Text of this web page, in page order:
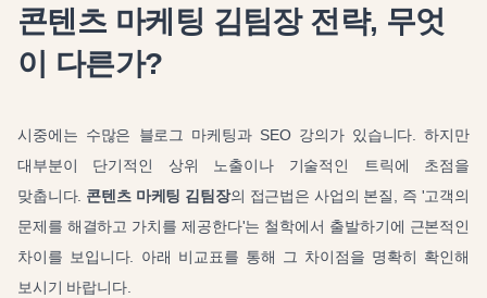
콘텐츠 마케팅 김팀장 전략, 무엇
이 다른가?
시중에는 수많은 블로그 마케팅과 SEO 강의가 있습니다. 하지만
대부분이 단기적인 상위 노출이나 기술적인 트릭에 초점을
맞춥니다. 콘텐츠 마케팅 김팀장의 접근법은 사업의 본질, 즉 '고객의
문제를 해결하고 가치를 제공한다'는 철학에서 출발하기에 근본적인
차이를 보입니다. 아래 비교표를 통해 그 차이점을 명확히 확인해
보시기 바랍니다.